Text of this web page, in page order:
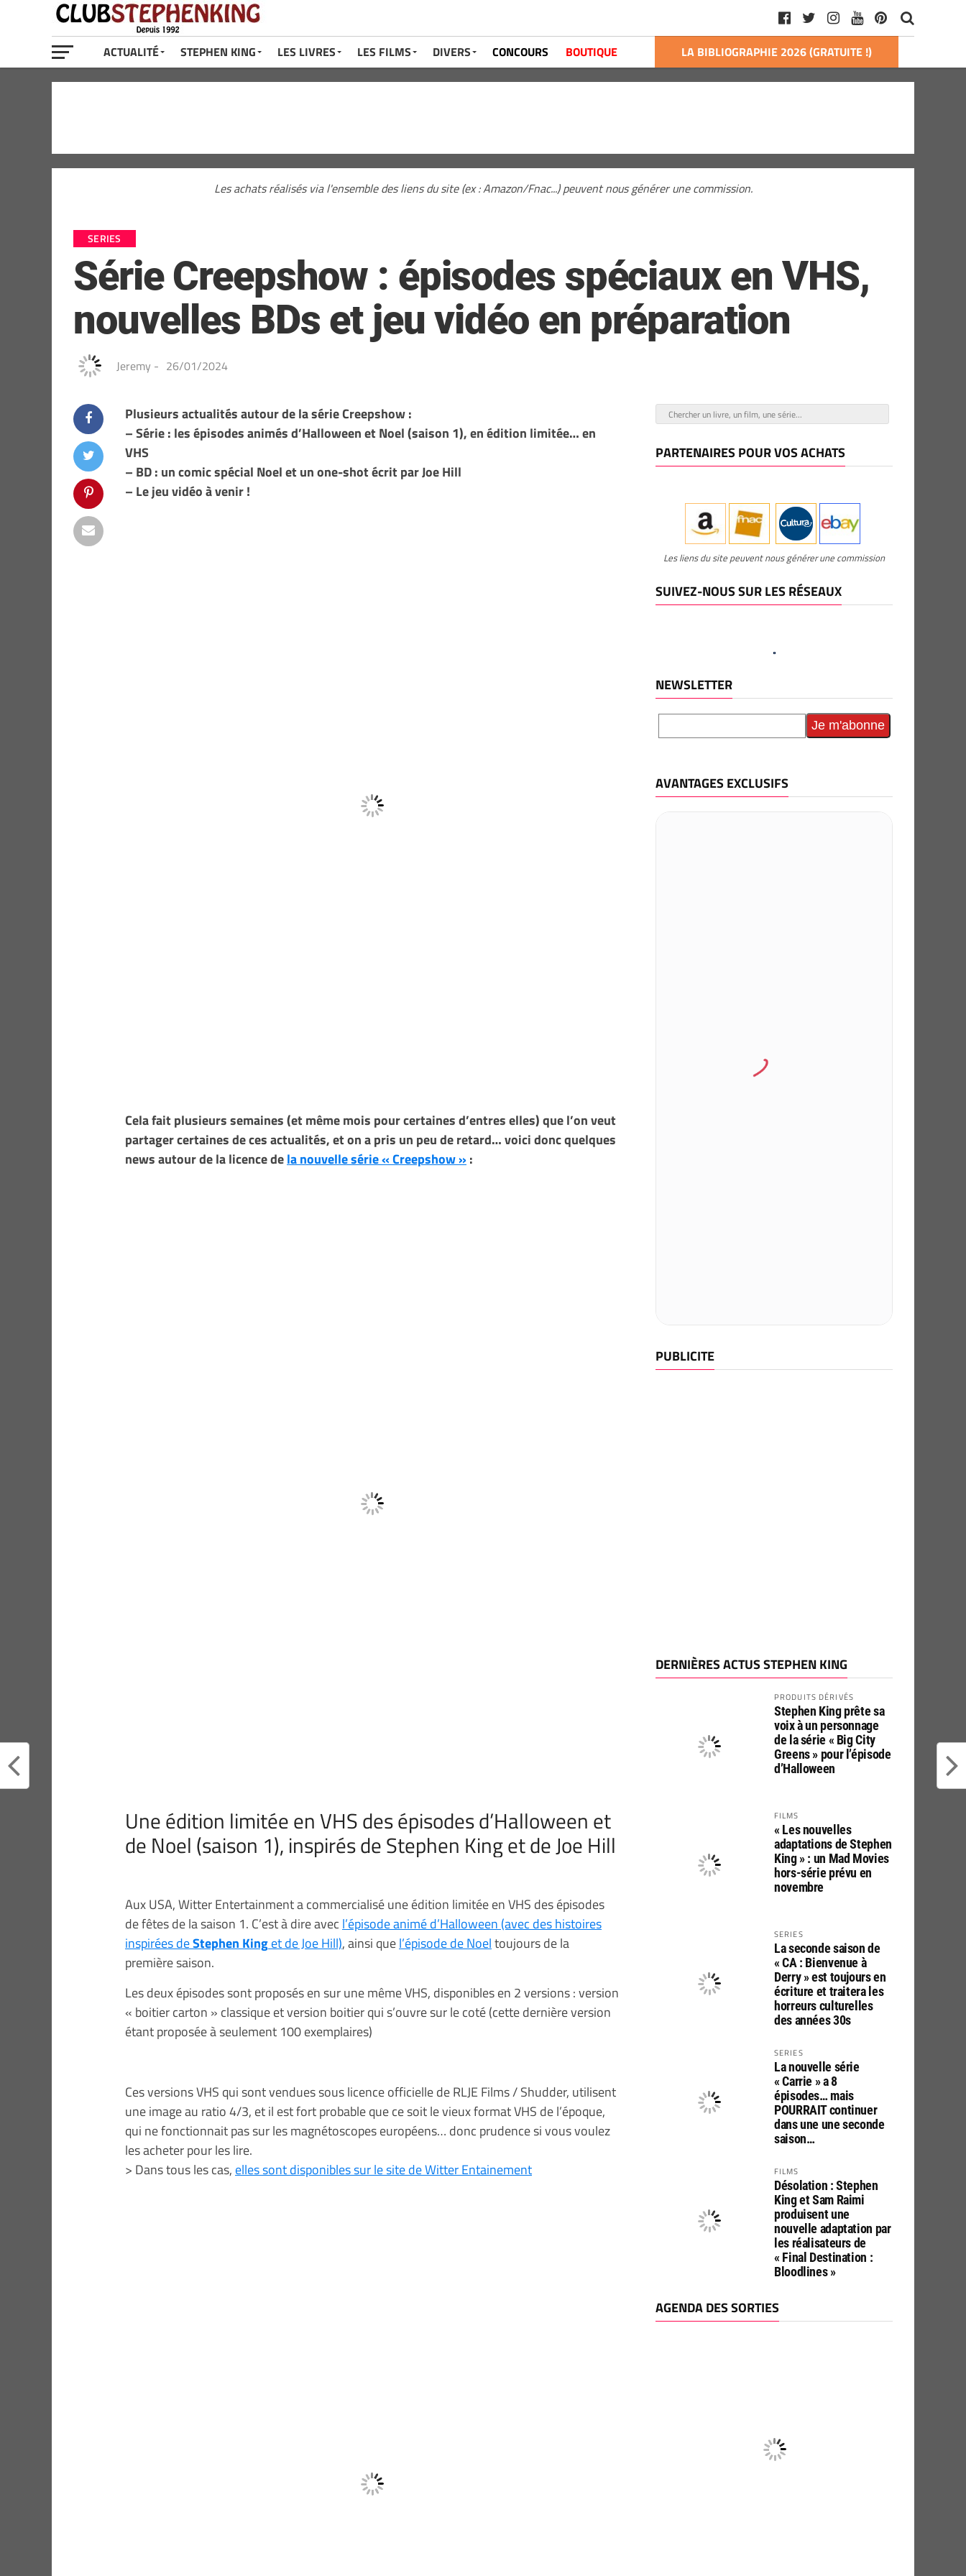
ACTUALITÉ STEPHEN KING LES LIVRES LES FILMS DIVERS CONCOURS BOUTIQUE LA BIBLIOGRAPHIE 2026 (GRATUITE !)
Les achats réalisés via l'ensemble des liens du site (ex : Amazon/Fnac...) peuvent nous générer une commission.
SERIES
Série Creepshow : épisodes spéciaux en VHS,
nouvelles BDs et jeu vidéo en préparation
Jeremy - 26/01/2024
Plusieurs actualités autour de la série Creepshow :
– Série : les épisodes animés d’Halloween et Noel (saison 1), en édition limitée… en
VHS
– BD : un comic spécial Noel et un one-shot écrit par Joe Hill
– Le jeu vidéo à venir !
Cela fait plusieurs semaines (et même mois pour certaines d’entres elles) que l’on veut
partager certaines de ces actualités, et on a pris un peu de retard… voici donc quelques
news autour de la licence dela nouvelle série « Creepshow »:
Une édition limitée en VHS des épisodes d’Halloween et
de Noel (saison 1), inspirés de Stephen King et de Joe Hill
Aux USA, Witter Entertainment a commercialisé une édition limitée en VHS des épisodes
de fêtes de la saison 1. C’est à dire avec l’épisode animé d’Halloween (avec des histoires
inspirées deStephen Kinget de Joe Hill), ainsi quel’épisode de Noeltoujours de la
première saison.
Les deux épisodes sont proposés en sur une même VHS, disponibles en 2 versions : version
« boitier carton » classique et version boitier qui s’ouvre sur le coté (cette dernière version
étant proposée à seulement 100 exemplaires)
Ces versions VHS qui sont vendues sous licence officielle de RLJE Films / Shudder, utilisent
une image au ratio 4/3, et il est fort probable que ce soit le vieux format VHS de l’époque,
qui ne fonctionnait pas sur les magnétoscopes européens… donc prudence si vous voulez
les acheter pour les lire.
> Dans tous les cas, elles sont disponibles sur le site de Witter Entainement
PARTENAIRES POUR VOS ACHATS
Les liens du site peuvent nous générer une commission
SUIVEZ-NOUS SUR LES RÉSEAUX
NEWSLETTER
AVANTAGES EXCLUSIFS
PUBLICITE
DERNIÈRES ACTUS STEPHEN KING
PRODUITS DÉRIVÉS
Stephen King prête sa
voix à un personnage
de la série « Big City
Greens » pour l’épisode
d’Halloween
FILMS
« Les nouvelles
adaptations de Stephen
King » : un Mad Movies
hors-série prévu en
novembre
SERIES
La seconde saison de
« CA : Bienvenue à
Derry » est toujours en
écriture et traitera les
horreurs culturelles
des années 30s
SERIES
La nouvelle série
« Carrie » a 8
épisodes… mais
POURRAIT continuer
dans une une seconde
saison…
FILMS
Désolation : Stephen
King et Sam Raimi
produisent une
nouvelle adaptation par
les réalisateurs de
« Final Destination :
Bloodlines »
AGENDA DES SORTIES